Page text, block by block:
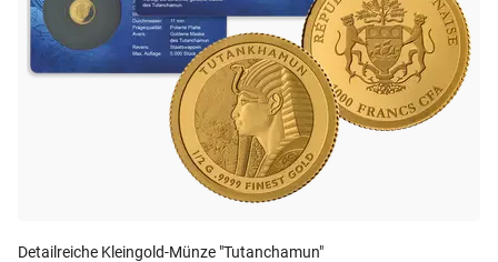
Detailreiche Kleingold-Münze "Tutanchamun"